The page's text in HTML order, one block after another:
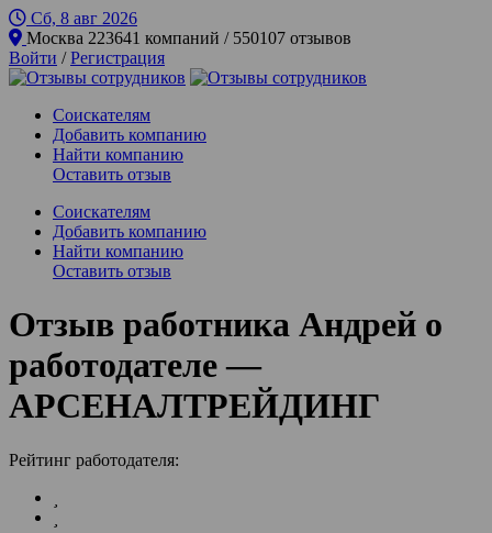
Сб, 8 авг 2026
Москва
223641 компаний / 550107 отзывов
Войти /Регистрация
Соискателям
Добавить компанию
Найти компанию
Оставить отзыв
Соискателям
Добавить компанию
Найти компанию
Оставить отзыв
Отзыв работника Андрей о
работодателе —
АРСЕНАЛТРЕЙДИНГ
Рейтинг работодателя: